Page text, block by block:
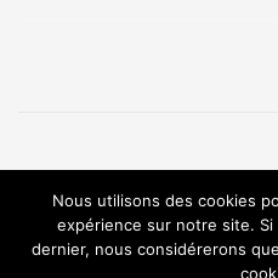
All rights
Nous utilisons des cookies
expérience sur notre site.
dernier, nous considérerons